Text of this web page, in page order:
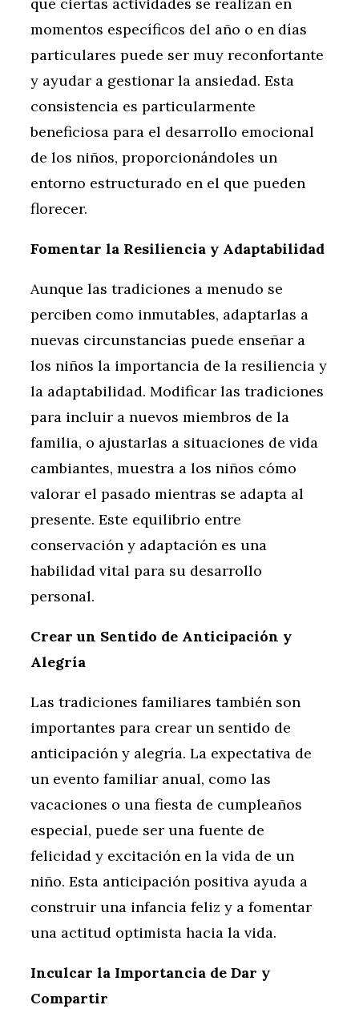
que ciertas actividades se realizan en
momentos específicos del año o en días
particulares puede ser muy reconfortante
y ayudar a gestionar la ansiedad. Esta
consistencia es particularmente
beneficiosa para el desarrollo emocional
de los niños, proporcionándoles un
entorno estructurado en el que pueden
florecer.
Fomentar la Resiliencia y Adaptabilidad
Aunque las tradiciones a menudo se
perciben como inmutables, adaptarlas a
nuevas circunstancias puede enseñar a
los niños la importancia de la resiliencia y
la adaptabilidad. Modificar las tradiciones
para incluir a nuevos miembros de la
familia, o ajustarlas a situaciones de vida
cambiantes, muestra a los niños cómo
valorar el pasado mientras se adapta al
presente. Este equilibrio entre
conservación y adaptación es una
habilidad vital para su desarrollo
personal.
Crear un Sentido de Anticipación y
Alegría
Las tradiciones familiares también son
importantes para crear un sentido de
anticipación y alegría. La expectativa de
un evento familiar anual, como las
vacaciones o una fiesta de cumpleaños
especial, puede ser una fuente de
felicidad y excitación en la vida de un
niño. Esta anticipación positiva ayuda a
construir una infancia feliz y a fomentar
una actitud optimista hacia la vida.
Inculcar la Importancia de Dar y
Compartir